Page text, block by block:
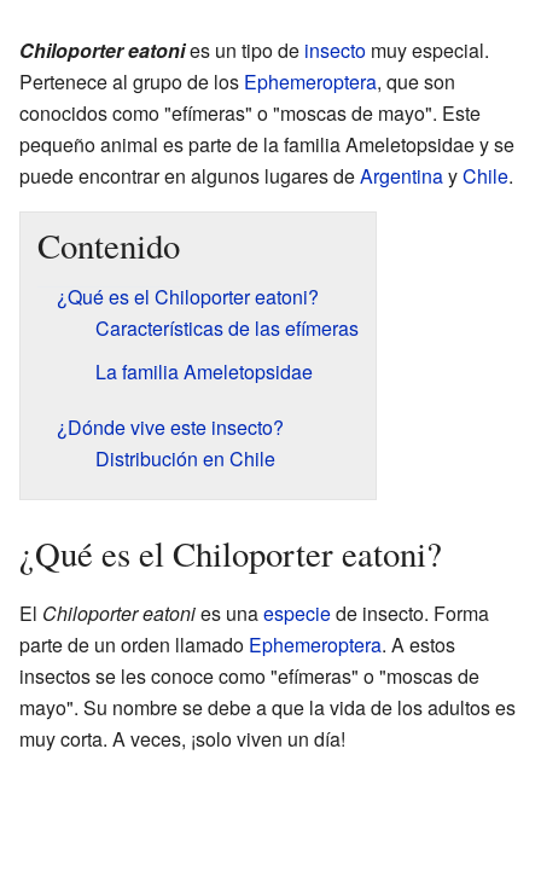
Chiloporter eatonies un tipo de insecto muy especial.
Pertenece al grupo de los Ephemeroptera, que son
conocidos como "efímeras" o "moscas de mayo". Este
pequeño animal es parte de la familia Ameletopsidae y se
puede encontrar en algunos lugares deArgentinayChile.
Contenido
¿Qué es el Chiloporter eatoni?
Características de las efímeras
La familia Ameletopsidae
¿Dónde vive este insecto?
Distribución en Chile
¿Qué es el Chiloporter eatoni?
El Chiloporter eatonies unaespeciede insecto. Forma
parte de un orden llamado Ephemeroptera. A estos
insectos se les conoce como "efímeras" o "moscas de
mayo". Su nombre se debe a que la vida de los adultos es
muy corta. A veces, ¡solo viven un día!